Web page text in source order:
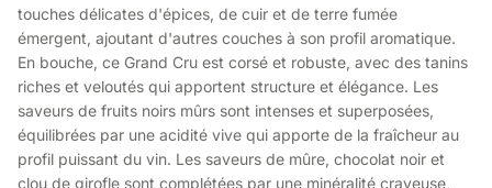
touches délicates d'épices, de cuir et de terre fumée
émergent, ajoutant d'autres couches à son profil aromatique.
En bouche, ce Grand Cru est corsé et robuste, avec des tanins
riches et veloutés qui apportent structure et élégance. Les
saveurs de fruits noirs mûrs sont intenses et superposées,
équilibrées par une acidité vive qui apporte de la fraîcheur au
profil puissant du vin. Les saveurs de mûre, chocolat noir et
clou de girofle sont complétées par une minéralité crayeuse,